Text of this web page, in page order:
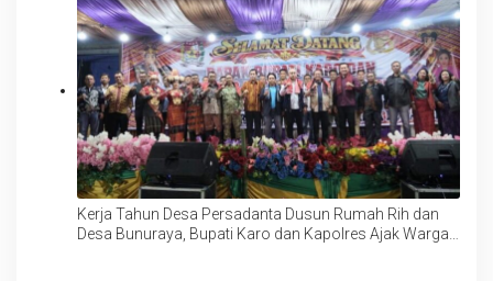
Kerja Tahun Desa Persadanta Dusun Rumah Rih dan
Desa Bunuraya, Bupati Karo dan Kapolres Ajak Warga